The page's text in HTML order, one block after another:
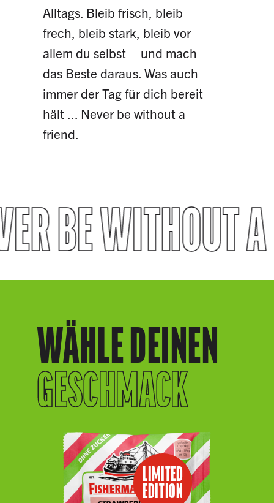
Alltags. Bleib frisch, bleib
frech, bleib stark, bleib vor
allem du selbst – und mach
das Beste daraus. Was auch
immer der Tag für dich bereit
hält ... Never be without a
friend.
BE WITHOUT
WÄHLE DEINEN
GESCHMACK
LIMITED
EDITION